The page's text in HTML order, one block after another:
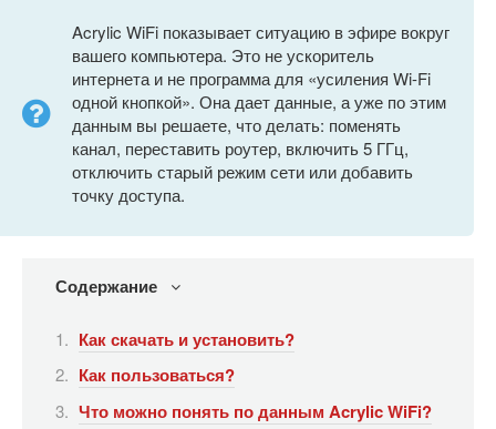
Acrylic WiFi показывает ситуацию в эфире вокруг
вашего компьютера. Это не ускоритель
интернета и не программа для «усиления Wi-Fi
одной кнопкой». Она дает данные, а уже по этим
данным вы решаете, что делать: поменять
канал, переставить роутер, включить 5 ГГц,
отключить старый режим сети или добавить
точку доступа.
Содержание
Как скачать и установить?
Как пользоваться?
Что можно понять по данным Acrylic WiFi?